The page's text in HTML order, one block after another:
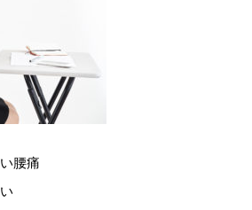
腰痛